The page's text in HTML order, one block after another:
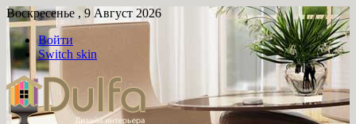
Воскресенье , 9 Август 2026
Войти
Switch skin